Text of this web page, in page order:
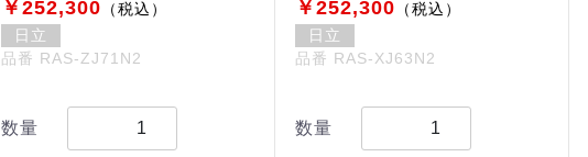
￥252,300 （税込）
日立
品番 RAS-ZJ71N2
数量
￥252,300 （税込）
日立
品番 RAS-XJ63N2
数量